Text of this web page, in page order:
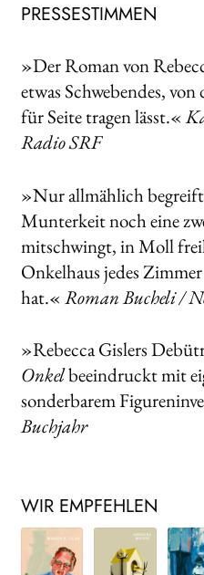
PRESSESTIMMEN
»Der Roman von
etwas Schwebendes,
für Seite tragen lässt.«
Radio SRF
»Nur allmählich begreift
Munterkeit noch eine
mitschwingt, in Moll
Onkelhaus jedes
hat.« Roman Bucheli /
»Rebecca Gislers
Onkelbeeindruckt mit
sonderbarem
Buchjahr
WIR EMPFEHLEN